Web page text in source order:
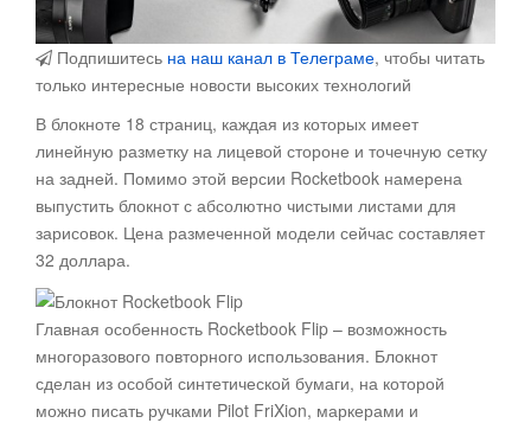
Подпишитесь на наш канал в Телеграме, чтобы читать
только интересные новости высоких технологий
В блокноте 18 страниц, каждая из которых имеет
линейную разметку на лицевой стороне и точечную сетку
на задней. Помимо этой версии Rocketbook намерена
выпустить блокнот с абсолютно чистыми листами для
зарисовок. Цена размеченной модели сейчас составляет
32 доллара.
Главная особенность Rocketbook Flip – возможность
многоразового повторного использования. Блокнот
сделан из особой синтетической бумаги, на которой
можно писать ручками Pilot FriXion, маркерами и